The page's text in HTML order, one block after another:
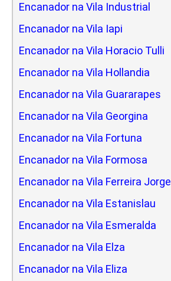
Encanador na Vila Industrial
Encanador na Vila Iapi
Encanador na Vila Horacio Tulli
Encanador na Vila Hollandia
Encanador na Vila Guararapes
Encanador na Vila Georgina
Encanador na Vila Fortuna
Encanador na Vila Formosa
Encanador na Vila Ferreira Jorge
Encanador na Vila Estanislau
Encanador na Vila Esmeralda
Encanador na Vila Elza
Encanador na Vila Eliza